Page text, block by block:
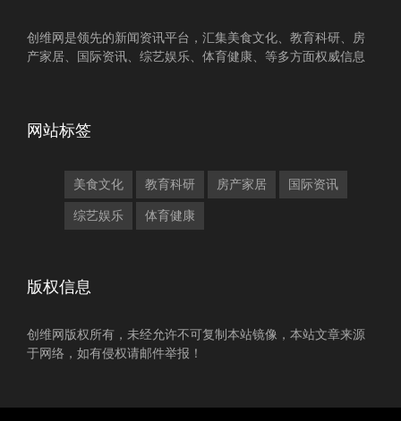
创维网是领先的新闻资讯平台，汇集美食文化、教育科研、房
产家居、国际资讯、综艺娱乐、体育健康、等多方面权威信息
网站标签
美食文化 教育科研 房产家居 国际资讯
综艺娱乐 体育健康
版权信息
创维网版权所有，未经允许不可复制本站镜像，本站文章来源
于网络，如有侵权请邮件举报！